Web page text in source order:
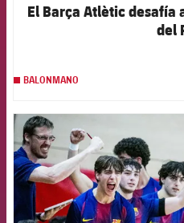
El Barça Atlètic desafía
del
BALONMANO